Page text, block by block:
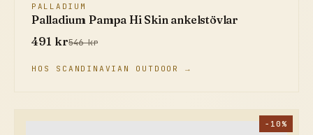
PALLADIUM
Palladium Pampa Hi Skin ankelstövlar
491 kr546 kr
HOS SCANDINAVIAN OUTDOOR →
−10%